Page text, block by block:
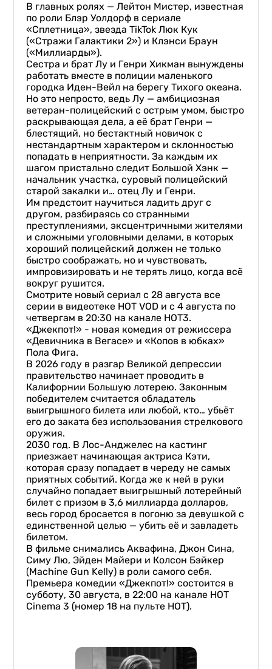
В главных ролях — Лейтон Мистер, известная
по роли Блэр Уолдорф в сериале
«Сплетница», звезда TikTok Люк Кук
(«Стражи Галактики 2») и Клэнси Браун
(«Миллиарды»).
Сестра и брат Лу и Генри Хикман вынуждены
работать вместе в полиции маленького
городка Иден-Вейл на берегу Тихого океана.
Но это непросто, ведь Лу — амбициозная
ветеран-полицейский с острым умом, быстро
раскрывающая дела, а её брат Генри —
блестящий, но бестактный новичок с
нестандартным характером и склонностью
попадать в неприятности. За каждым их
шагом пристально следит Большой Хэнк —
начальник участка, суровый полицейский
старой закалки и… отец Лу и Генри.
Им предстоит научиться ладить друг с
другом, разбираясь со странными
преступлениями, эксцентричными жителями
и сложными уголовными делами, в которых
хороший полицейский должен не только
быстро соображать, но и чувствовать,
импровизировать и не терять лицо, когда всё
вокруг рушится.
Смотрите новый сериал с 28 августа все
серии в видеотеке HOT VOD и с 4 августа по
четвергам в 20:30 на канале НОТ3.
«Джекпот!» - новая комедия от режиссера
«Девичника в Вегасе» и «Копов в юбках»
Пола Фига.
В 2026 году в разгар Великой депрессии
правительство начинает проводить в
Калифорнии Большую лотерею. Законным
победителем считается обладатель
выигрышного билета или любой, кто… убьёт
его до заката без использования стрелкового
оружия.
2030 год. В Лос-Анджелес на кастинг
приезжает начинающая актриса Кэти,
которая сразу попадает в череду не самых
приятных событий. Когда же к ней в руки
случайно попадает выигрышный лотерейный
билет с призом в 3,6 миллиарда долларов,
весь город бросается в погоню за девушкой с
единственной целью — убить её и завладеть
билетом.
В фильме снимались Аквафина, Джон Сина,
Симу Лю, Эйден Майери и Колсон Бэйкер
(Machine Gun Kelly) в роли самого себя.
Премьера комедии «Джекпот!» состоится в
субботу, 30 августа, в 22:00 на канале HOT
Cinema 3 (номер 18 на пульте НОТ).